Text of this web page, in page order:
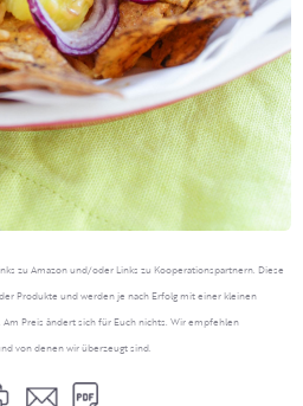
zu Amazon und/oder Links zu Kooperationspartnern. Diese
Produkte und werden je nach Erfolg mit einer kleinen
Preis ändert sich für Euch nichts. Wir empfehlen
von denen wir überzeugt sind.